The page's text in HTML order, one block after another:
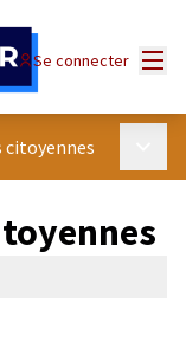
Se connecter